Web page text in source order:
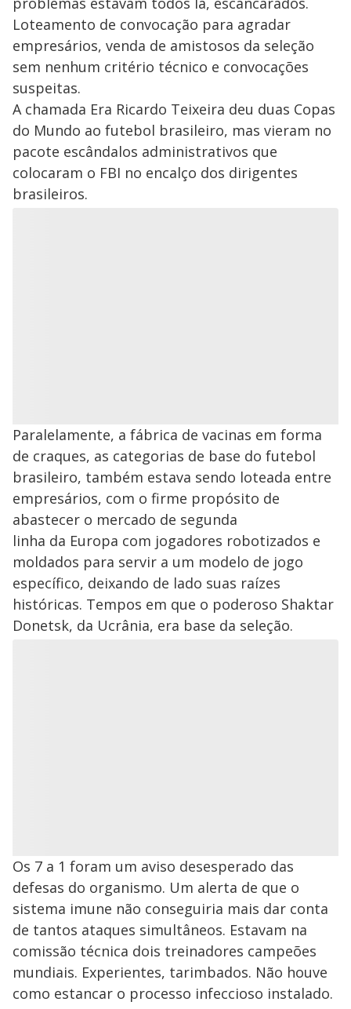
Loteamento de convocação para agradar
empresários, venda de amistosos da seleção
sem nenhum critério técnico e convocações
suspeitas.
A chamada Era Ricardo Teixeira deu duas Copas
do Mundo ao futebol brasileiro, mas vieram no
pacote escândalos administrativos que
colocaram o FBI no encalço dos dirigentes
brasileiros.
Paralelamente, a fábrica de vacinas em forma
de craques, as categorias de base do futebol
brasileiro, também estava sendo loteada entre
empresários, com o firme propósito de
abastecer o mercado de segunda
linha da Europa com jogadores robotizados e
moldados para servir a um modelo de jogo
específico, deixando de lado suas raízes
históricas. Tempos em que o poderoso Shaktar
Donetsk, da Ucrânia, era base da seleção.
Os 7 a 1 foram um aviso desesperado das
defesas do organismo. Um alerta de que o
sistema imune não conseguiria mais dar conta
de tantos ataques simultâneos. Estavam na
comissão técnica dois treinadores campeões
mundiais. Experientes, tarimbados. Não houve
como estancar o processo infeccioso instalado.